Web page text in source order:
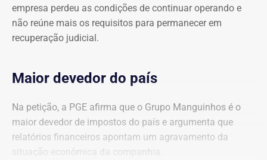
empresa perdeu as condições de continuar operando e
não reúne mais os requisitos para permanecer em
recuperação judicial.
Maior devedor do país
Na petição, a PGE afirma que o Grupo Manguinhos é o
maior devedor de impostos do país e argumenta que
relatórios financeiros apontam um agravamento da
situação econômica da companhia.